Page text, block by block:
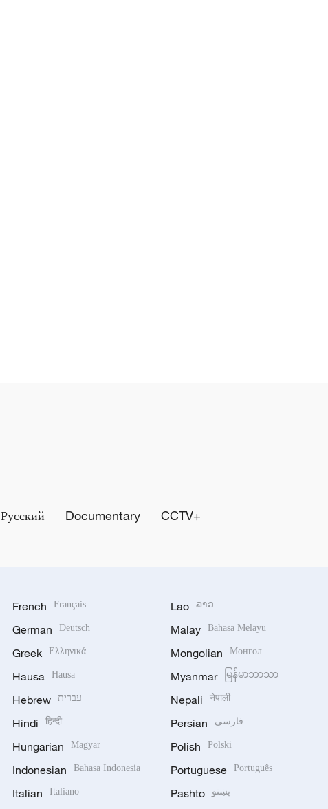
Русский Documentary CCTV+
French Français
German Deutsch
Greek Ελληνικά
Hausa Hausa
Hebrew עברית
Hindi हिन्दी
Hungarian Magyar
Indonesian Bahasa Indonesia
Italian Italiano
Lao ລາວ
Malay Bahasa Melayu
Mongolian Монгол
Myanmar မြန်မာဘာသာ
Nepali नेपाली
Persian فارسی
Polish Polski
Portuguese Português
Pashto پښتو